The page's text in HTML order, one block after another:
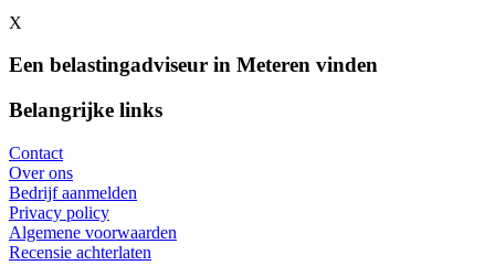
X
Een belastingadviseur in Meteren vinden
Belangrijke links
Contact
Over ons
Bedrijf aanmelden
Privacy policy
Algemene voorwaarden
Recensie achterlaten